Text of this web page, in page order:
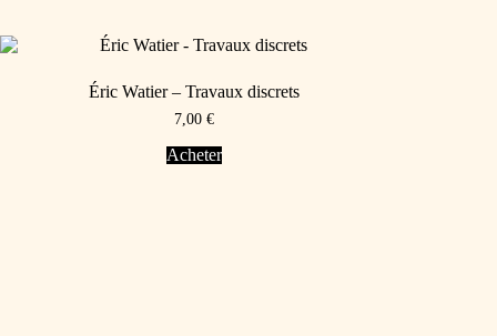
Éric Watier – Travaux discrets
7,00 €
Acheter